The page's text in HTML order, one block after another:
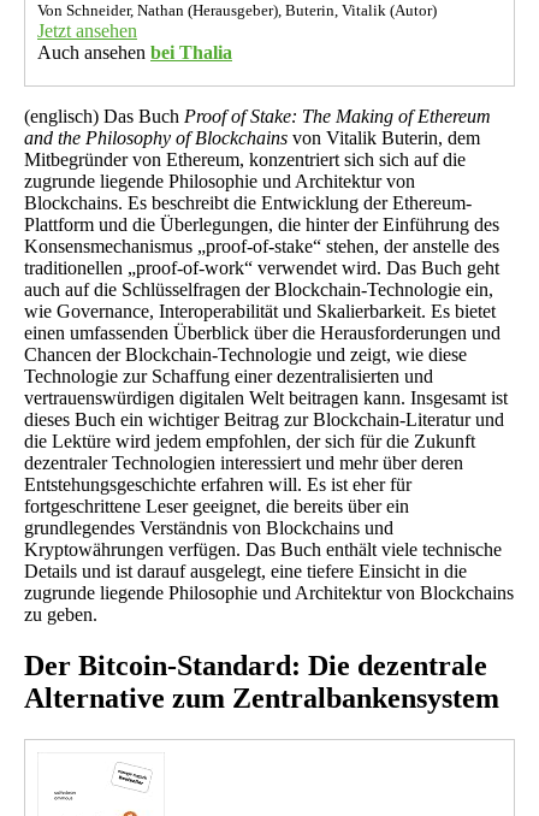
Von Schneider, Nathan (Herausgeber), Buterin, Vitalik (Autor)
Jetzt ansehen
Auch ansehen bei Thalia
(englisch) Das Buch Proof of Stake: The Making of Ethereum
and the Philosophy of Blockchains von Vitalik Buterin, dem
Mitbegründer von Ethereum, konzentriert sich sich auf die
zugrunde liegende Philosophie und Architektur von
Blockchains. Es beschreibt die Entwicklung der Ethereum-
Plattform und die Überlegungen, die hinter der Einführung des
Konsensmechanismus „proof-of-stake“ stehen, der anstelle des
traditionellen „proof-of-work“ verwendet wird. Das Buch geht
auch auf die Schlüsselfragen der Blockchain-Technologie ein,
wie Governance, Interoperabilität und Skalierbarkeit. Es bietet
einen umfassenden Überblick über die Herausforderungen und
Chancen der Blockchain-Technologie und zeigt, wie diese
Technologie zur Schaffung einer dezentralisierten und
vertrauenswürdigen digitalen Welt beitragen kann. Insgesamt ist
dieses Buch ein wichtiger Beitrag zur Blockchain-Literatur und
die Lektüre wird jedem empfohlen, der sich für die Zukunft
dezentraler Technologien interessiert und mehr über deren
Entstehungsgeschichte erfahren will. Es ist eher für
fortgeschrittene Leser geeignet, die bereits über ein
grundlegendes Verständnis von Blockchains und
Kryptowährungen verfügen. Das Buch enthält viele technische
Details und ist darauf ausgelegt, eine tiefere Einsicht in die
zugrunde liegende Philosophie und Architektur von Blockchains
zu geben.
Der Bitcoin-Standard: Die dezentrale
Alternative zum Zentralbankensystem